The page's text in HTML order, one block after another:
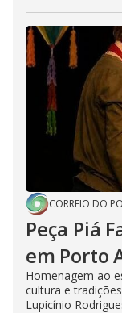
CORREIO DO
Peça Piá
em Porto
Homenagem ao
cultura e
Lupicínio